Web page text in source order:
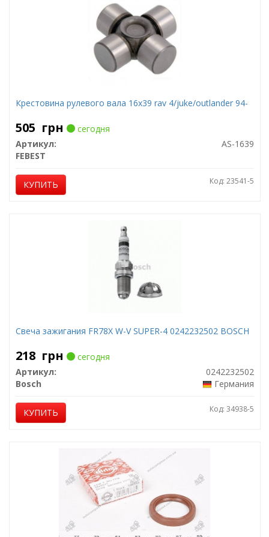
Крестовина рулевого вала 16x39 rav 4/juke/outlander 94-
505 грн
сегодня
Артикул:
AS-1639
FEBEST
КУПИТЬ Код: 23541-5
Свеча зажигания FR78X W-V SUPER-4 0242232502 BOSCH
218 грн
сегодня
Артикул:
0242232502
Bosch
Германия
КУПИТЬ Код: 34938-5